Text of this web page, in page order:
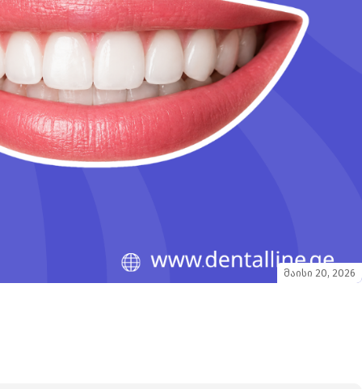
მაისი 20, 2026